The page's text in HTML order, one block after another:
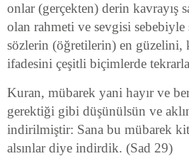
onlar (gerçekten) derin
olan rahmeti ve sevgisi
sözlerin (öğretilerin) en güzelini,
ifadesini çeşitli biçimlerde
Kuran, mübarek yani hayır ve
gerektiği gibi düşünülsün ve
indirilmiştir: Sana bu mübarek
alsınlar diye indirdik. (Sad 29)